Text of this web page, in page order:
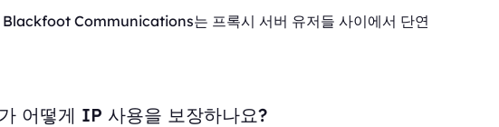
Blackfoot Communications는 프록시 서버 유저들 사이에서 단연
어떻게 IP 사용을 보장하나요?